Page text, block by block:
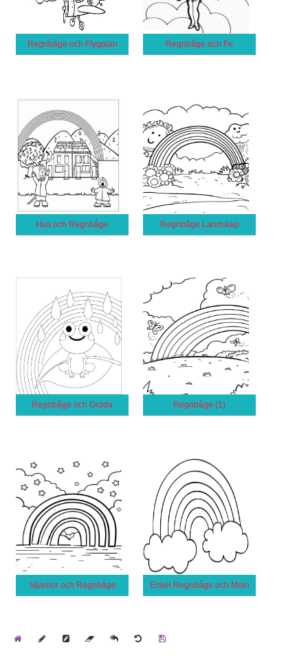
Regnbåge och Flygplan Regnbåge och Fe
Hus och Regnbåge Regnbåge Landskap
Regnbåge och Groda Regnbåge (1)
Stjärnor och Regnbåge Enkel Regnbåge och Moln